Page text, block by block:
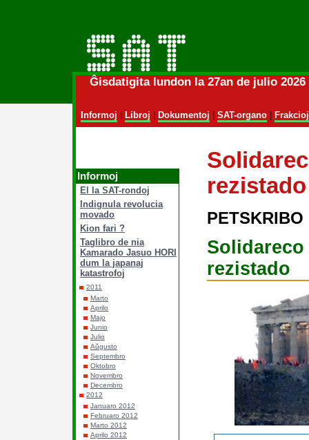
Ĝisdatigita lundon la 27an de julio
Informoj Libroj Dokumentoj SAT-organo| Frakcioj
Informoj
El la SAT-rondoj
Indignula revolucia
movado
Kion fari ?
Taglibro de nia
Kamarado Jasuo HORI
dum la japanaj
katastrofoj
2011
Marto
Aprilo
Majo
Junio
Julio
Aŭgusto
Septembro
Oktobro
Novembro
Decembro
2012
Januaro 2012
Februaro 2012
Marto 2012
Aprilo 2012
PETSKRIBO
rezistado